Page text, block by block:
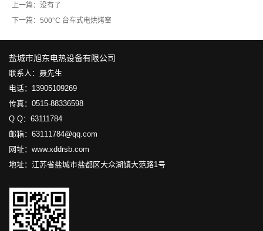
上一篇：没有了
下一篇： 500°C 台车式电烘烤窑
盐城市旭东电热设备有限公司
联系人：聂先生
电话：13905109269
传真：0515-88336598
Q Q：63111784
邮箱：63111784@qq.com
网址：www.xddrsb.com
地址：江苏省盐城市盐都区大众湖镇大范路1号